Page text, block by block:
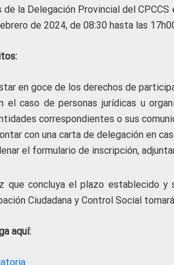
de la Delegación Provincial del
de 2024, de 08:30 hasta las
en goce de los derechos de
el caso de personas jurídicas u
correspondientes o sus
con una carta de delegación en
el formulario de inscripción,
que concluya el plazo establecido y
Ciudadana y Control Social
aquí: